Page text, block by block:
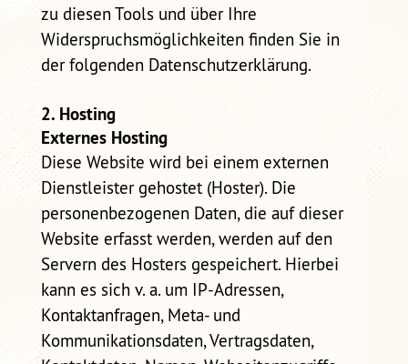
zu diesen Tools und über Ihre
Widerspruchsmöglichkeiten finden Sie in
der folgenden Datenschutzerklärung.
2. Hosting
Externes Hosting
Diese Website wird bei einem externen
Dienstleister gehostet (Hoster). Die
personenbezogenen Daten, die auf dieser
Website erfasst werden, werden auf den
Servern des Hosters gespeichert. Hierbei
kann es sich v. a. um IP-Adressen,
Kontaktanfragen, Meta- und
Kommunikationsdaten, Vertragsdaten,